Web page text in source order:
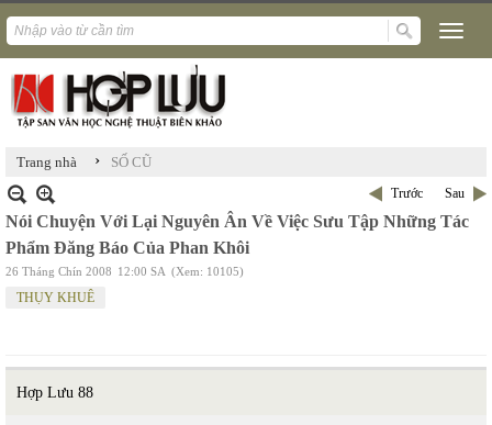
Trang nhà › SỐ CŨ
Trước Sau
Nói Chuyện Với Lại Nguyên Ân Về Việc Sưu Tập Những Tác
Phẩm Đăng Báo Của Phan Khôi
26 Tháng Chín 2008 12:00 SA (Xem: 10105)
THỤY KHUÊ
Hợp Lưu 88